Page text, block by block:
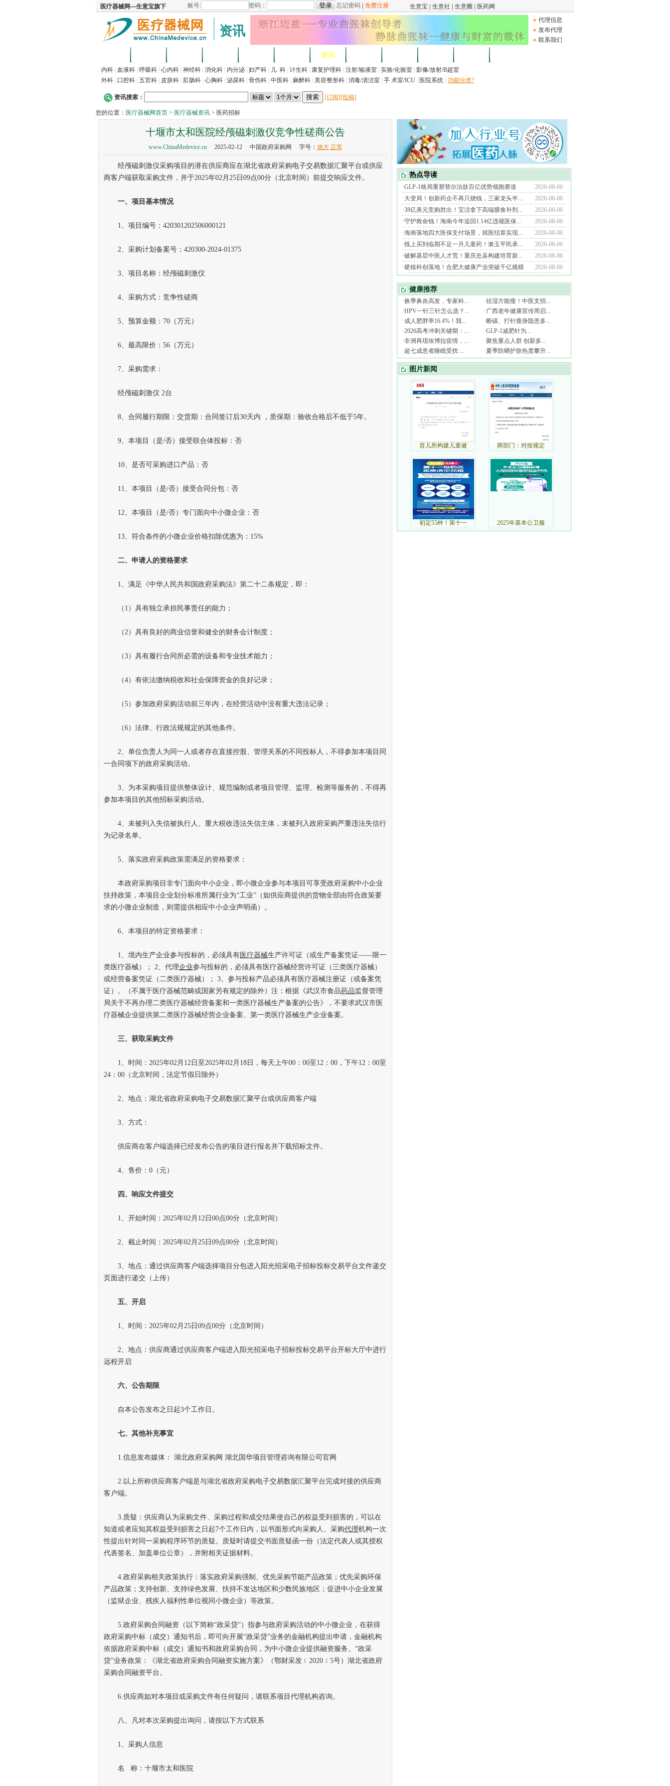
资讯
代理信息
发布代理
联系我们
资讯
内科 血液科 呼吸科 心内科 神经科 消化科 内分泌 妇产科 儿 科 计生科 康复护理科 注射/输液室 实验/化验室 影像/放射/B超室
外科
口腔科 五官科 皮肤科 肛肠科 心胸科 泌尿科 骨伤科 中医科 麻醉科 美容整形科 消毒/清洁室 手 术室/ICU 医院系统 功能分类?
资讯搜索： [订阅][投稿]
您的位置： 医疗器械网首页 > 医疗器械资讯 > 医药招标
十堰市太和医院经颅磁刺激仪竞争性磋商公告
www.ChinaMedevice.cn2025-02-12 中国政府采购网 字号： 放大 正常
经颅磁刺激仪采购项目的潜在供应商应在湖北省政府采购电子交易数据汇聚平台或供应
商客户端获取采购文件，并于2025年02月25日09点00分（北京时间）前提交响应文件。
一、项目基本情况
1、项目编号：420301202506000121
2、采购计划备案号：420300-2024-01375
3、项目名称：经颅磁刺激仪
4、采购方式：竞争性磋商
5、预算金额：70（万元）
6、最高限价：56（万元）
7、采购需求：
经颅磁刺激仪 2台
8、合同履行期限：交货期：合同签订后30天内 ，质保期：验收合格后不低于5年。
9、本项目（是/否）接受联合体投标：否
10、是否可采购进口产品：否
11、本项目（是/否）接受合同分包：否
12、本项目（是/否）专门面向中小微企业：否
13、符合条件的小微企业价格扣除优惠为：15%
二、申请人的资格要求
1、满足《中华人民共和国政府采购法》第二十二条规定，即：
（1）具有独立承担民事责任的能力；
（2）具有良好的商业信誉和健全的财务会计制度；
（3）具有履行合同所必需的设备和专业技术能力；
（4）有依法缴纳税收和社会保障资金的良好记录；
（5）参加政府采购活动前三年内，在经营活动中没有重大违法记录；
（6）法律、行政法规规定的其他条件。
2、单位负责人为同一人或者存在直接控股、管理关系的不同投标人，不得参加本项目同
一合同项下的政府采购活动。
3、为本采购项目提供整体设计、规范编制或者项目管理、监理、检测等服务的，不得再
参加本项目的其他招标采购活动。
4、未被列入失信被执行人、重大税收违法失信主体，未被列入政府采购严重违法失信行
为记录名单。
5、落实政府采购政策需满足的资格要求：
本政府采购项目非专门面向中小企业，即小微企业参与本项目可享受政府采购中小企业
扶持政策，本项目企业划分标准所属行业为“工业”（如供应商提供的货物全部由符合政策要
求的小微企业制造，则需提供相应中小企业声明函）。
6、本项目的特定资格要求：
1、境内生产企业参与投标的，必须具有 医疗器械生产许可证（或生产备案凭证——限一
类医疗器械）； 2、代理企业参与投标的，必须具有医疗器械经营许可证（三类医疗器械）
或经营备案凭证（二类医疗器械）； 3、参与投标产品必须具有医疗器械注册证（或备案凭
证）。（不属于医疗器械范畴或国家另有规定的除外）注：根据《武汉市食品药品监督管理
局关于不再办理二类医疗器械经营备案和一类医疗器械生产备案的公告》，不要求武汉市医
疗器械企业提供第二类医疗器械经营企业备案、第一类医疗器械生产企业备案。
三、获取采购文件
1、时间：2025年02月12日至2025年02月18日，每天上午00：00至12：00，下午12：00至
24：00（北京时间，法定节假日除外）
2、地点：湖北省政府采购电子交易数据汇聚平台或供应商客户端
3、方式：
供应商在客户端选择已经发布公告的项目进行报名并下载招标文件。
4、售价：0（元）
四、响应文件提交
1、开始时间：2025年02月12日00点00分（北京时间）
2、截止时间：2025年02月25日09点00分（北京时间）
3、地点：通过供应商客户端选择项目分包进入阳光招采电子招标投标交易平台文件递交
页面进行递交（上传）
五、开启
1、时间：2025年02月25日09点00分（北京时间）
2、地点：供应商通过供应商客户端进入阳光招采电子招标投标交易平台开标大厅中进行
远程开启
六、公告期限
自本公告发布之日起3个工作日。
七、其他补充事宜
1.信息发布媒体： 湖北政府采购网 湖北国华项目管理咨询有限公司官网
2.以上所称供应商客户端是与湖北省政府采购电子交易数据汇聚平台完成对接的供应商
客户端。
3.质疑：供应商认为采购文件、采购过程和成交结果使自己的权益受到损害的，可以在
知道或者应知其权益受到损害之日起7个工作日内，以书面形式向采购人、采购代理机构一次
性提出针对同一采购程序环节的质疑。质疑时请提交书面质疑函一份（法定代表人或其授权
代表签名、加盖单位公章），并附相关证据材料。
4.政府采购相关政策执行：落实政府采购强制、优先采购节能产品政策；优先采购环保
产品政策；支持创新、支持绿色发展、扶持不发达地区和少数民族地区；促进中小企业发展
（监狱企业、残疾人福利性单位视同小微企业）等政策。
5.政府采购合同融资（以下简称“政采贷”）指参与政府采购活动的中小微企业，在获得
政府采购中标（成交）通知书后，即可向开展“政采贷”业务的金融机构提出申请，金融机构
依据政府采购中标（成交）通知书和政府采购合同，为中小微企业提供融资服务。“政采
贷”业务政策：《湖北省政府采购合同融资实施方案》（鄂财采发﹝2020﹞5号）湖北省政府
采购合同融资平台。
6.供应商如对本项目或采购文件有任何疑问，请联系项目代理机构咨询。
八、凡对本次采购提出询问，请按以下方式联系
1、采购人信息
名 称：十堰市太和 医院